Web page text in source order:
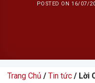
POSTED ON16/07/
Trang Chủ / Tin tức / Lời